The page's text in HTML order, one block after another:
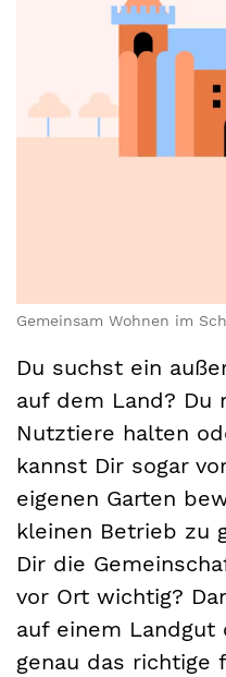
Gemeinsam Wohnen im
Du suchst ein
auf dem Land? Du
Nutztiere halten
kannst Dir sogar
eigenen Garten
kleinen Betrieb zu
Dir die
vor Ort wichtig?
auf einem Landgut
genau das richtige